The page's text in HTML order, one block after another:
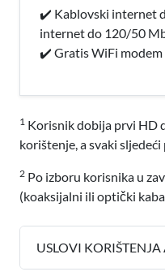
✔️ Kablovski internet
internet do 120/50
✔️ Gratis WiFi modem
1 Korisnik dobija prvi HD
korištenje, a svaki
2 Po izboru korisnika u
(koaksijalni ili optički
USLOVI KORIŠTENJA